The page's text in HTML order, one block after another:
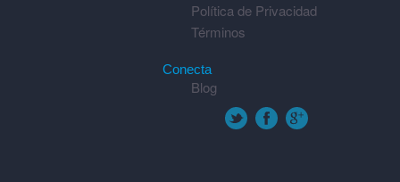
Política de Privacidad
Términos
Conecta
Blog